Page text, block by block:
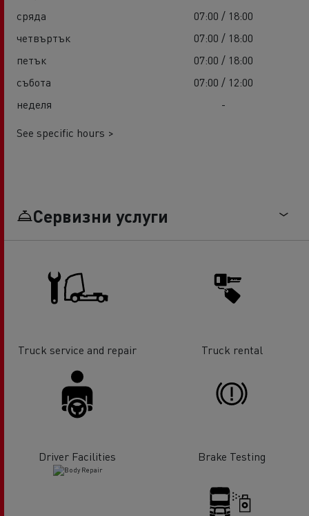
сряда
07:00 / 18:00
четвъртък
07:00 / 18:00
петък
07:00 / 18:00
събота
07:00 / 12:00
неделя
-
See specific hours >
Сервизни услуги
Truck service and repair Truck rental
Driver Facilities Brake Testing